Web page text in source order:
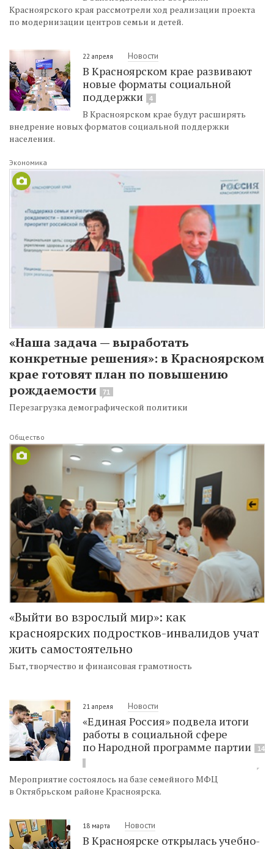
Красноярского края рассмотрели ход реализации проекта
по модернизации центров семьи и детей.
22 апреля Новости
В Красноярском крае развивают
новые форматы социальной
поддержки
4
В Красноярском крае будут расширять
внедрение новых форматов социальной поддержки
населения.
Экономика
«Наша задача — выработать
конкретные решения»: в Красноярском
крае готовят план по повышению
рождаемости
71
Перезагрузка демографической политики
Общество
«Выйти во взрослый мир»: как
красноярских подростков-инвалидов учат
жить самостоятельно
Быт, творчество и финансовая грамотность
21 апреля Новости
«Единая Россия» подвела итоги
работы в социальной сфере
по Народной программе партии
14
Мероприятие состоялось на базе семейного МФЦ
в Октябрьском районе Красноярска.
18 марта Новости
В Красноярске открылась учебно-